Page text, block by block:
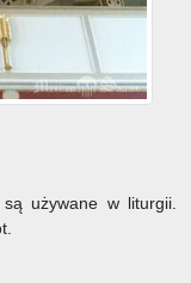
używane w liturgii.